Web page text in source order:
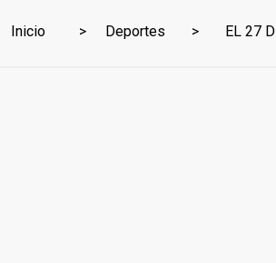
Inicio Deportes EL 27